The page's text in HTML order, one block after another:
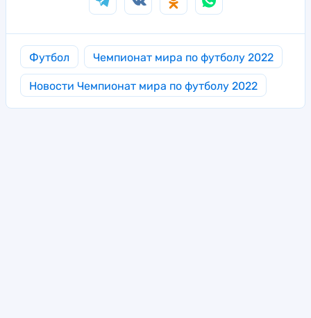
Футбол Чемпионат мира по футболу 2022
Новости Чемпионат мира по футболу 2022